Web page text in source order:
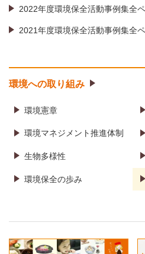
2022年度環境保全活動事例集全
2021年度環境保全活動事例集全
環境への取り組み
環境憲章
環境マネジメント推進体制
生物多様性
環境保全の歩み